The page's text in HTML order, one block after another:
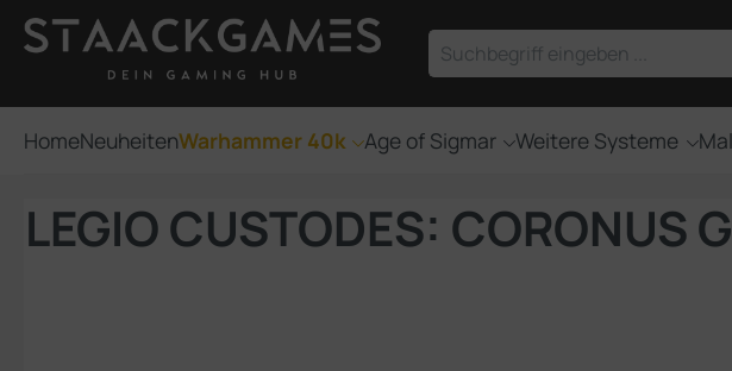
Hauptinhalt springen
Zur Suche springen
HomeNeuheitenWarhammer 40k Age of Sigmar Weitere Systeme
LEGIO CUSTODES: CORONUS